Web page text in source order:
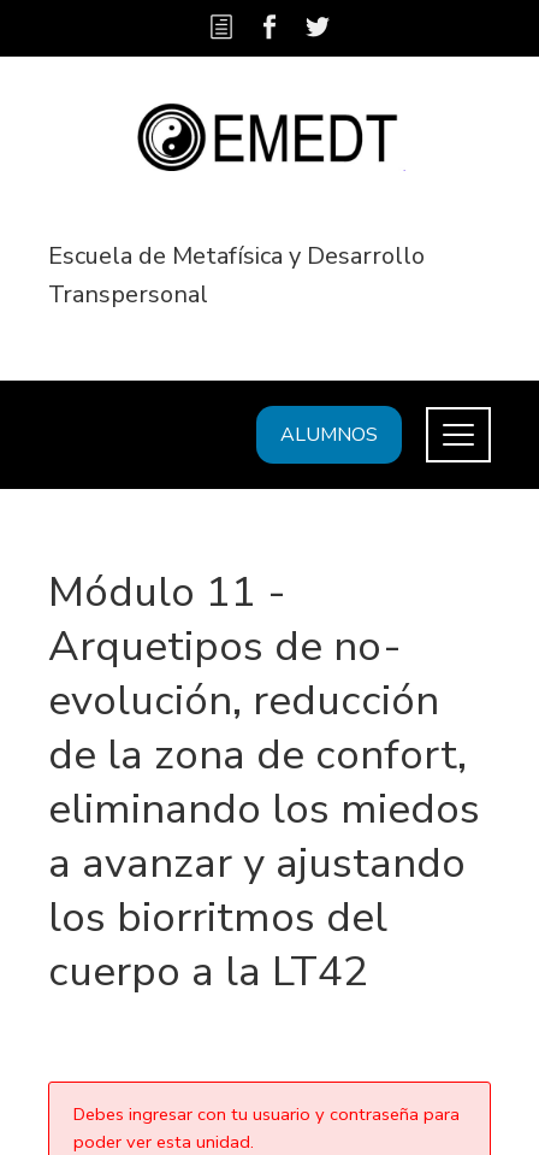
Escuela de Metafísica y Desarrollo
Transpersonal
ALUMNOS
Módulo 11 -
Arquetipos de no-
evolución, reducción
de la zona de confort,
eliminando los miedos
a avanzar y ajustando
los biorritmos del
cuerpo a la LT42
Debes ingresar con tu usuario y contraseña para
poder ver esta unidad.